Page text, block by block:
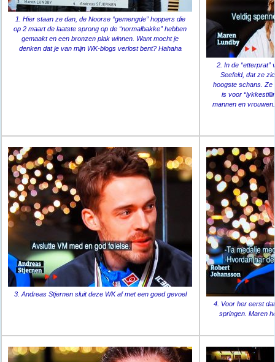
1. Hier staan ze dan, de Noorse “gemengde” hoppers die
op 2 maart de laatste sprong op de “normalbakke” hebben
gemaakt en een bronzen plak winnen. Want mocht je
denken dat je van mijn WK-blogs verlost bent? Hahaha
2. In de “etterprat”
Seefeld, dat ze
hoogste schans. Ze
is voor
mannen en
3. Andreas Stjernen sluit deze WK af met een goed gevoel
4. Voor her eerst
springen. Maren